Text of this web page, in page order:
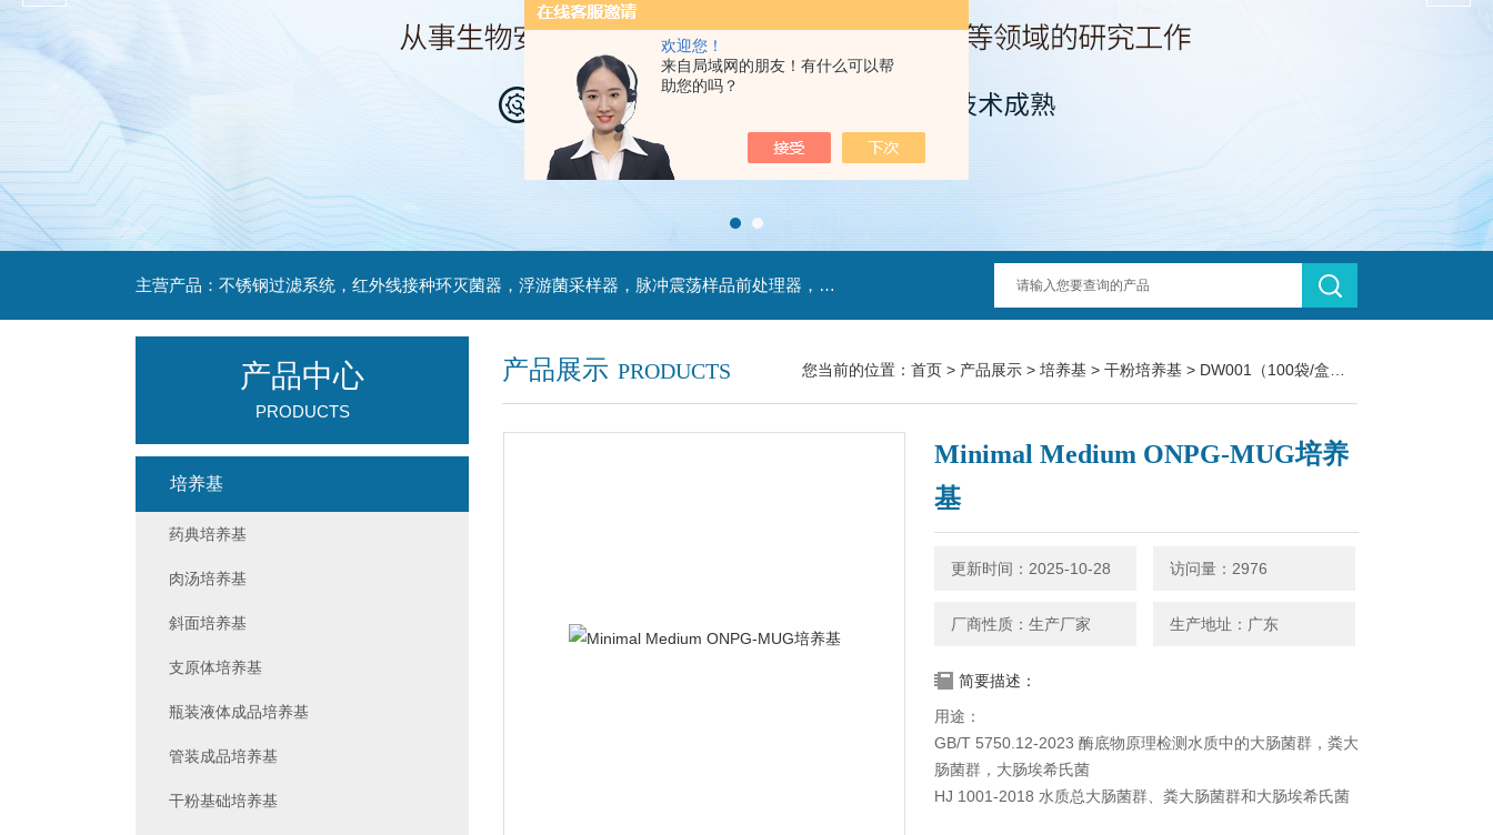
欢迎您！
来自局域网的朋友！有什么可以帮
助您的吗？
主营产品：不锈钢过滤系统，红外线接种环灭菌器，浮游菌采样器，脉冲震荡样品前处理器，数字化智能电热鼓风干燥箱，数字化智能电热恒温培养箱，实验室设备及环境温湿度监测系统，洁净工作台等实验设仪器设备。
产品展示 PRODUCTS 您当前的位置： 首页 > 产品展示 > 培养基 > 干粉培养基 > DW001（100袋/盒）Minimal Medium ONPG-MUG培养基
Minimal Medium ONPG-MUG培养
基
更新时间：2025-10-28 访问量：2976
厂商性质：生产厂家 生产地址：广东
简要描述：
用途：
GB/T 5750.12-2023 酶底物原理检测水质中的大肠菌群，粪大
肠菌群，大肠埃希氏菌
HJ 1001-2018 水质总大肠菌群、粪大肠菌群和大肠埃希氏菌
产品中心
PRODUCTS
培养基
药典培养基
肉汤培养基
斜面培养基
支原体培养基
瓶装液体成品培养基
管装成品培养基
干粉基础培养基